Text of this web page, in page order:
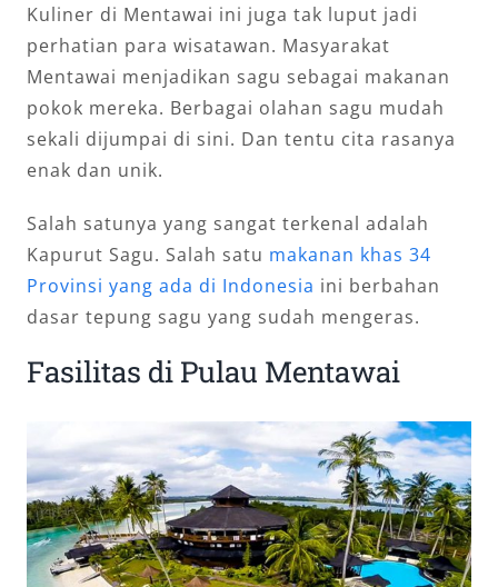
Kuliner di Mentawai ini juga tak luput jadi
perhatian para wisatawan. Masyarakat
Mentawai menjadikan sagu sebagai makanan
pokok mereka. Berbagai olahan sagu mudah
sekali dijumpai di sini. Dan tentu cita rasanya
enak dan unik.
Salah satunya yang sangat terkenal adalah
Kapurut Sagu. Salah satu makanan khas 34
Provinsi yang ada di Indonesia ini berbahan
dasar tepung sagu yang sudah mengeras.
Fasilitas di Pulau Mentawai